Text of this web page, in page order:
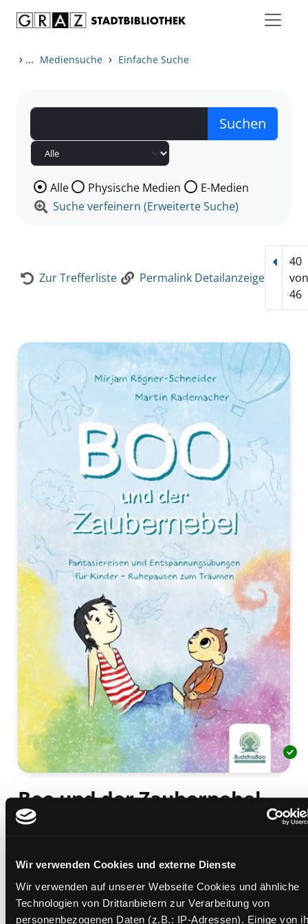
Wir verwenden Cookies und externe Dienste
Wir verwenden auf unserer Webseite Cookies und ähnliche
Technologien von Drittanbietern zur Verarbeitung von
personenbezogenen Daten (z.B.: IP-Adressen). Einige von
› ... Mediensuche › Einfache Suche
Wählen Sie die Medienart nach der Sie suchen wollen.
Alle Physische Medien
E-Medien
Suche verfeinern (Erweiterte Suche)
Zur Trefferliste Permalink Detailanzeige
40
von
46
Boo und der Zaubernebel
Fantasiereisen und Entspannungsübungen für
Verfasser:Suche nach diesem Verfasser
Rögner-Schneider, Mirjam (Verfasser)
Rademacher, Martin (Verfasser)
Beschreibung ein-/ausblenden